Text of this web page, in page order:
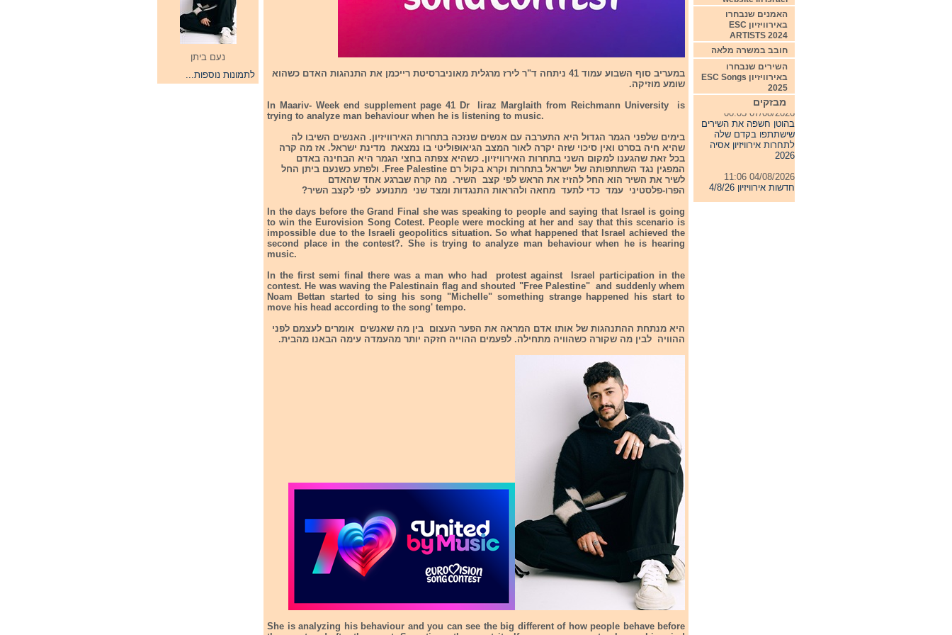
נעם ביתן
לתמונות נוספות...
במעריב סוף השבוע עמוד 41 ניתחה ד"ר לירז מרגלית מאוניברסיטת רייכמן את התנהגות האדם כשהוא
שומע מוזיקה.
In Maariv- Week end supplement page 41 Dr liraz Marglaith from Reichmann University is
trying to analyze man behaviour when he is listening to music.
בימים שלפני הגמר הגדול היא התערבה עם אנשים שנזכה בתחרות האירוויזיון. האנשים השיבו לה
שהיא חיה בסרט ואין סיכוי שזה יקרה לאור המצב הגיאופוליטי בו נמצאת מדינת ישראל. אז מה קרה
בכל זאת שהגענו למקום השני בתחרות האירוויזיון. כשהיא צפתה בחצי הגמר היא הבחינה באדם
המפגין נגד השתתפותה של ישראל בתחרות וקרא בקול רם Free Palestine. ולפתע כשנעם ביתן החל
לשיר את השיר הוא החל להזיז את הראש לפי קצב השיר. מה קרה שברגע אחד שהאדם
הפרו-פלסטיני עמד כדי לתעד מחאה ולהראות התנגדות ומצד שני מתנועע לפי לקצב השיר?
In the days before the Grand Final she was speaking to people and saying that Israel is going
to win the Eurovision Song Cotest. People were mocking at her and say that this scenario is
impossible due to the Israeli geopolitics situation. So what happened that Israel achieved the
second place in the contest?. She is trying to analyze man behaviour when he is hearing
music.
In the first semi final there was a man who had protest against Israel participation in the
contest. He was waving the Palestinain flag and shouted "Free Palestine" and suddenly whem
Noam Bettan started to sing his song "Michelle" something strange happened his start to
move his head according to the song' tempo.
היא מנתחת ההתנהגות של אותו אדם המראה את הפער העצום בין מה שאנשים אומרים לעצמם לפני
ההוויה לבין מה שקורה כשהוויה מתחילה. לפעמים ההוייה חזקה יותר מהעמדה עימה הבאנו מהבית.
She is analyzing his behaviour and you can see the big different of how people behave before
האמנים שנבחרו
באירוויזיון ESC
ARTISTS 2024
חובב במשרה מלאה
השירים שנבחרו
באירוויזיון ESC Songs
2025
מבזקים
07/08/2026 00:05
בהוטן חשפה את השירים
שישתתפו בקדם שלה
לתחרות אירוויזיון אסיה
2026
04/08/2026 11:06
חדשות אירוויזיון 4/8/26
31/07/2026 08:54